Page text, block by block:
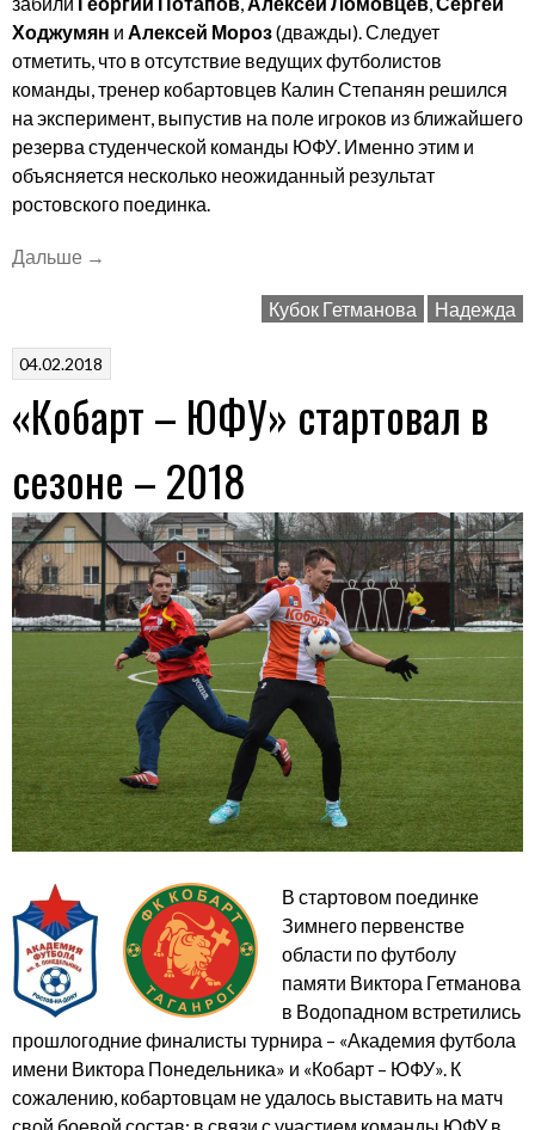
Ходжумян и Алексей Мороз(дважды). Следует
отметить, что в отсутствие ведущих футболистов
команды, тренер кобартовцев Калин Степанян решился
на эксперимент, выпустив на поле игроков из ближайшего
резерва студенческой команды ЮФУ. Именно этим и
объясняется несколько неожиданный результат
ростовского поединка.
Дальше «Проверка
→
Кубок Гетманова Надежда
04.02.2018
«Кобарт – ЮФУ» стартовал в
сезоне – 2018
В стартовом поединке
Зимнего первенстве
области по футболу
памяти Виктора Гетманова
в Водопадном встретились
прошлогодние финалисты турнира – «Академия футбола
имени Виктора Понедельника» и «Кобарт – ЮФУ». К
сожалению, кобартовцам не удалось выставить на матч